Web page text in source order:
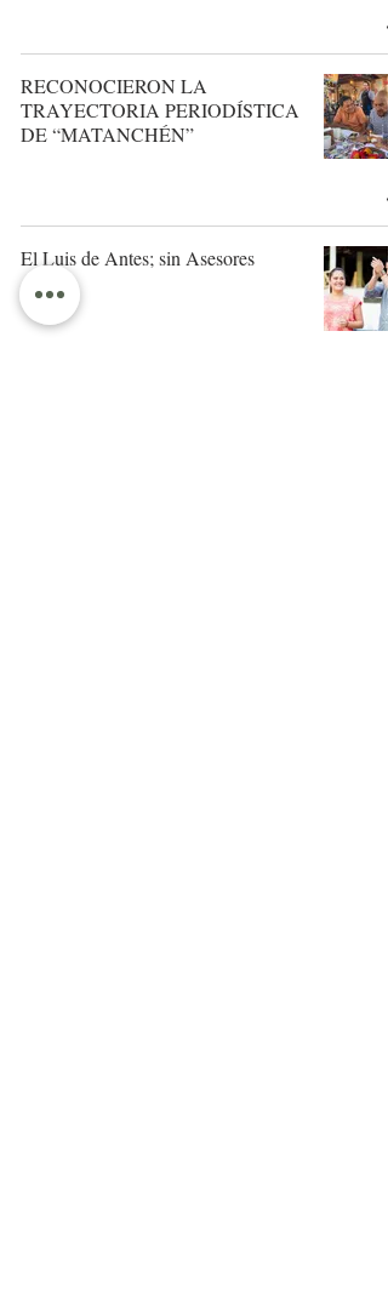
RECONOCIERON LA
TRAYECTORIA PERIODÍSTICA
DE “MATANCHÉN”
El Luis de Antes; sin Asesores